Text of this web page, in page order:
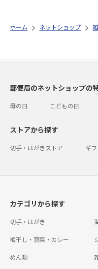
ホーム ネットショップ
郵便局のネットショップの
母の日 こどもの日
ストアから探す
切手・はがきストア ギ
カテゴリから探す
切手・はがき
梅干し・惣菜・カレー
めん類